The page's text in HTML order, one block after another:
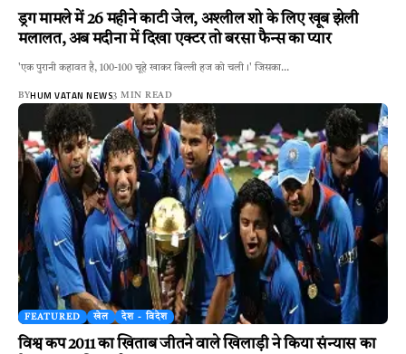
ड्रग मामले में 26 महीने काटी जेल, अश्लील शो के लिए खूब झेली
मलालत, अब मदीना में दिखा एक्टर तो बरसा फैन्स का प्यार
'एक पुरानी कहावत है, 100-100 चूहे खाकर बिल्ली हज को चली।' जिसका…
BYHUM VATAN NEWS3 MIN READ
FEATURED खेल देश - विदेश
विश्व कप 2011 का खिताब जीतने वाले खिलाड़ी ने किया संन्यास का